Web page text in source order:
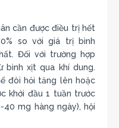
cần được điều trị hết
so với giá trị bình
Đối với trường hợp
bình xịt qua khí dung.
đòi hỏi tăng lên hoặc
khởi đầu 1 tuần trước
40 mg hàng ngày), hội